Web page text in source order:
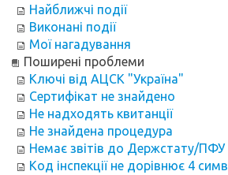
Найближчі події
Виконані події
Мої нагадування
Поширені проблеми
Ключі від АЦСК "Україна"
Сертифікат не знайдено
Не надходять квитанції
Не знайдена процедура
Немає звітів до Держстату/ПФУ
Код інспекції не дорівнює 4